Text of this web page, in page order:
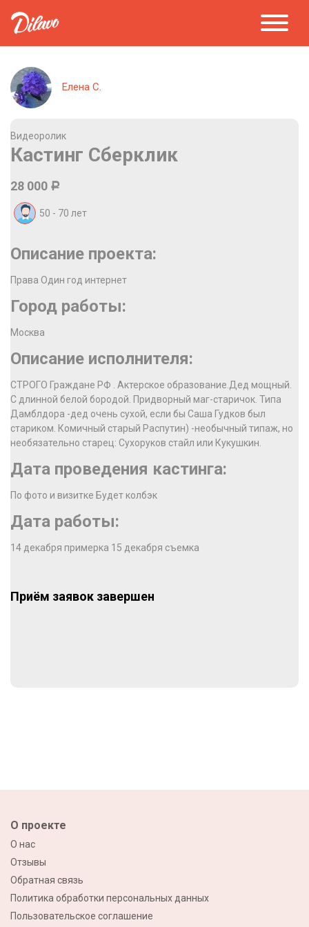
Елена С.
Видеоролик
Кастинг Сберклик
28 000 Р
50 - 70 лет
Описание проекта:
Права Один год интернет
Город работы:
Москва
Описание исполнителя:
СТРОГО Граждане РФ . Актерское образование.Дед мощный.
С длинной белой бородой. Придворный маг-старичок. Типа
Дамблдора -дед очень сухой, если бы Саша Гудков был
стариком. Комичный старый Распутин) -необычный типаж, но
необязательно старец: Сухоруков стайл или Кукушкин.
Дата проведения кастинга:
По фото и визитке Будет колбэк
Дата работы:
14 декабря примерка 15 декабря съемка
Приём заявок завершен
О проекте
О нас
Отзывы
Обратная связь
Политика обработки персональных данных
Пользовательское соглашение